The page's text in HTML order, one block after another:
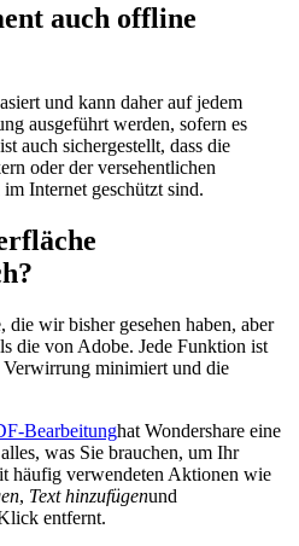
auch offline
und kann daher auf jedem
ausgeführt werden, sofern es
auch sichergestellt, dass die
oder der versehentlichen
Internet geschützt sind.
die wir bisher gesehen haben, aber
die von Adobe. Jede Funktion ist
Verwirrung minimiert und die
Bearbeitunghat Wondershare eine
was Sie brauchen, um Ihr
häufig verwendeten Aktionen wie
, Text hinzufügenund
entfernt.